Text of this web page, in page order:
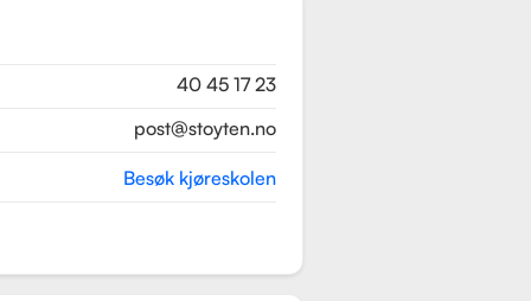
40 45 17 23
post@stoyten.no
Besøk kjøreskolen